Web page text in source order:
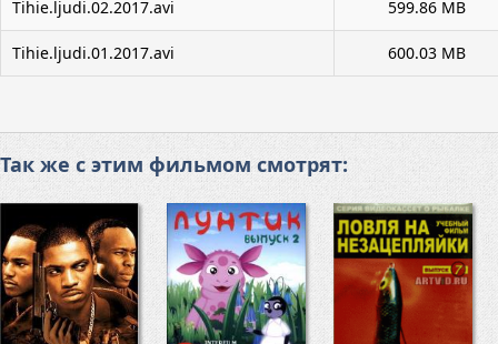
Tihie.ljudi.02.2017.avi 599.86 MB
Tihie.ljudi.01.2017.avi 600.03 MB
Так же с этим фильмом смотрят: